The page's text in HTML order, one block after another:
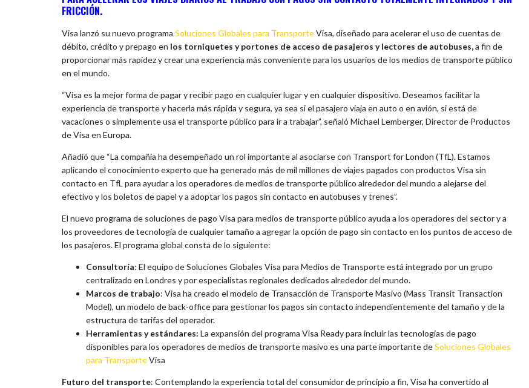
FRICCIÓN.
Visa lanzó su nuevo programa Soluciones Globales para TransporteVisa, diseñado para acelerar el uso de cuentas de
débito, crédito y prepago en los torniquetes y portones de acceso de pasajeros y lectores de autobuses,a fin de
proporcionar más rapidez y crear una experiencia más conveniente para los usuarios de los medios de transporte público
en el mundo.
“Visa es la mejor forma de pagar y recibir pago en cualquier lugar y en cualquier dispositivo. Deseamos facilitar la
experiencia de transporte y hacerla más rápida y segura, ya sea si el pasajero viaja en auto o en avión, si está de
vacaciones o simplemente usa el transporte público para ir a trabajar”, señaló Michael Lemberger, Director de Productos
de Visa en Europa.
Añadió que “La compañía ha desempeñado un rol importante al asociarse con Transport for London (TfL). Estamos
aplicando el conocimiento experto que ha generado más de mil millones de viajes pagados con productos Visa sin
contacto en TfL para ayudar a los operadores de medios de transporte público alrededor del mundo a alejarse del
efectivo y los boletos de papel y a adoptar los pagos sin contacto en autobuses y trenes”.
El nuevo programa de soluciones de pago Visa para medios de transporte público ayuda a los operadores del sector y a
los proveedores de tecnología de cualquier tamaño a agregar la opción de pago sin contacto en los puntos de acceso de
los pasajeros. El programa global consta de lo siguiente:
Consultoría: El equipo de Soluciones Globales Visa para Medios de Transporte está integrado por un grupo
centralizado en Londres y por especialistas regionales dedicados alrededor del mundo.
Marcos de trabajo: Visa ha creado el modelo de Transacción de Transporte Masivo (Mass Transit Transaction
Model), un modelo de back-office para gestionar los pagos sin contacto independientemente del tamaño y de la
estructura de tarifas del operador.
Herramientas y estándares: La expansión del programa Visa Ready para incluir las tecnologías de pago
disponibles para los operadores de medios de transporte masivo es una parte importante deSoluciones Globales
para TransporteVisa
Futuro del transporte: Contemplando la experiencia total del consumidor de principio a fin, Visa ha convertido al